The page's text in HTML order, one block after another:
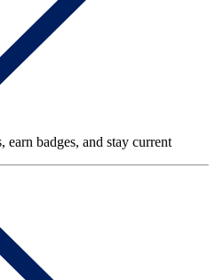
earn badges, and stay current